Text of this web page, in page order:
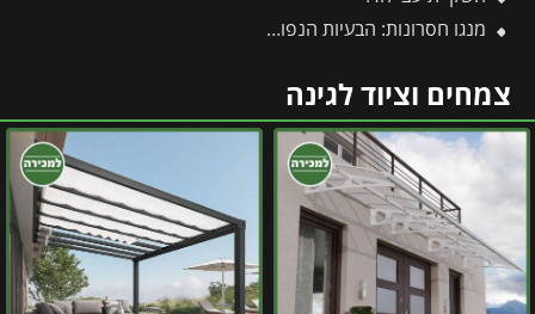
מנגו חסרונות: הבעיות הנפוצות בגידול עץ מנגו ואיך פותרים אותן בקלות?
צמחים וציוד לגינה